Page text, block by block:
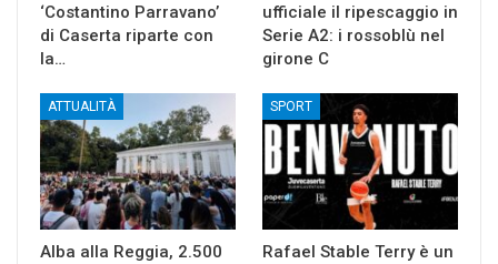
‘Costantino Parravano’
di Caserta riparte con
la…
ufficiale il ripescaggio in
Serie A2: i rossoblù nel
girone C
ATTUALITÀ
Alba alla Reggia, 2.500
SPORT
Rafael Stable Terry è un